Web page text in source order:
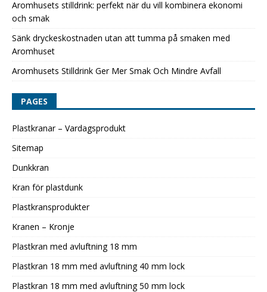
Aromhusets stilldrink: perfekt när du vill kombinera ekonomi
och smak
Sänk dryckeskostnaden utan att tumma på smaken med
Aromhuset
Aromhusets Stilldrink Ger Mer Smak Och Mindre Avfall
PAGES
Plastkranar – Vardagsprodukt
Sitemap
Dunkkran
Kran för plastdunk
Plastkransprodukter
Kranen – Kronje
Plastkran med avluftning 18 mm
Plastkran 18 mm med avluftning 40 mm lock
Plastkran 18 mm med avluftning 50 mm lock